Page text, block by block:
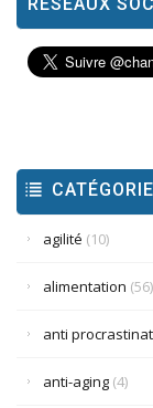
RÉSEAUX
agilité (10)
alimentation (56)
anti
anti-aging (4)